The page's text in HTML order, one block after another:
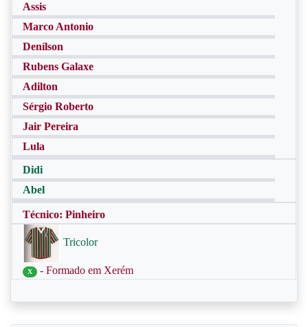
Assis
Marco Antonio
Denílson
Rubens Galaxe
Adilton
Sérgio Roberto
Jair Pereira
Lula
Didi
Abel
Técnico: Pinheiro
Tricolor
X - Formado em Xerém